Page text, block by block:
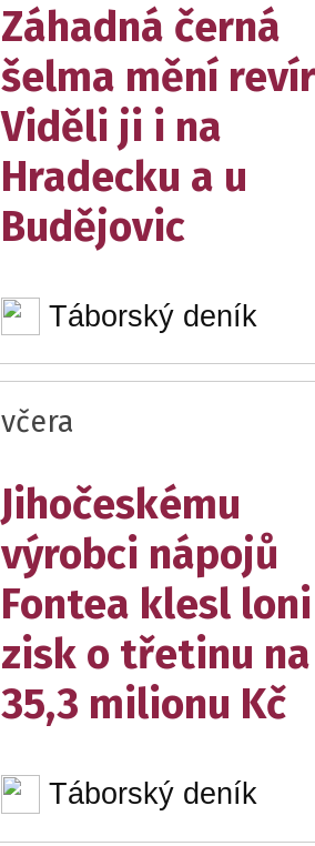
Záhadná černá
šelma mění
Viděli ji i na
Hradecku a u
Budějovic
Táborský deník
včera
Jihočeskému
výrobci nápojů
Fontea klesl loni
zisk o třetinu na
35,3 milionu Kč
Táborský deník